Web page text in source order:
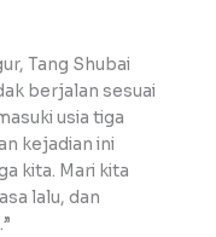
Tang Shubai
berjalan sesuai
usia tiga
kejadian ini
kita. Mari kita
lalu, dan